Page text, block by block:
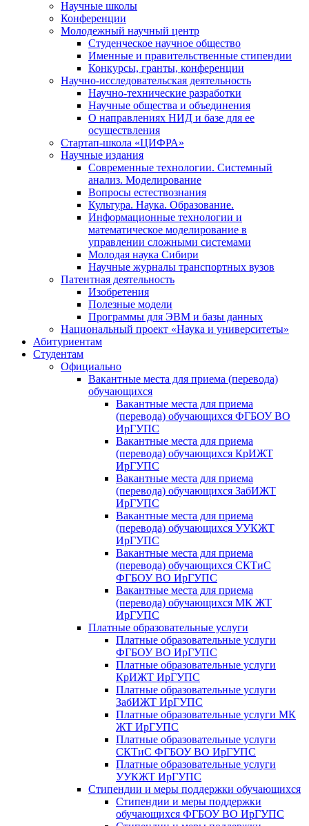
Научные школы
Конференции
Молодежный научный центр
Студенческое научное общество
Именные и правительственные стипендии
Конкурсы, гранты, конференции
Научно-исследовательская деятельность
Научно-технические разработки
Научные общества и объединения
О направлениях НИД и базе для ее
осуществления
Стартап-школа «ЦИФРА»
Научные издания
Современные технологии. Системный
анализ. Моделирование
Вопросы естествознания
Культура. Наука. Образование.
Информационные технологии и
математическое моделирование в
управлении сложными системами
Молодая наука Сибири
Научные журналы транспортных вузов
Патентная деятельность
Изобретения
Полезные модели
Программы для ЭВМ и базы данных
Национальный проект «Наука и университеты»
Абитуриентам
Студентам
Официально
Вакантные места для приема (перевода)
обучающихся
Вакантные места для приема
(перевода) обучающихся ФГБОУ ВО
ИрГУПС
Вакантные места для приема
(перевода) обучающихся КрИЖТ
ИрГУПС
Вакантные места для приема
(перевода) обучающихся ЗабИЖТ
ИрГУПС
Вакантные места для приема
(перевода) обучающихся УУКЖТ
ИрГУПС
Вакантные места для приема
(перевода) обучающихся СКТиС
ФГБОУ ВО ИрГУПС
Вакантные места для приема
(перевода) обучающихся МК ЖТ
ИрГУПС
Платные образовательные услуги
Платные образовательные услуги
ФГБОУ ВО ИрГУПС
Платные образовательные услуги
КрИЖТ ИрГУПС
Платные образовательные услуги
ЗабИЖТ ИрГУПС
Платные образовательные услуги МК
ЖТ ИрГУПС
Платные образовательные услуги
СКТиС ФГБОУ ВО ИрГУПС
Платные образовательные услуги
УУКЖТ ИрГУПС
Стипендии и меры поддержки обучающихся
Стипендии и меры поддержки
обучающихся ФГБОУ ВО ИрГУПС